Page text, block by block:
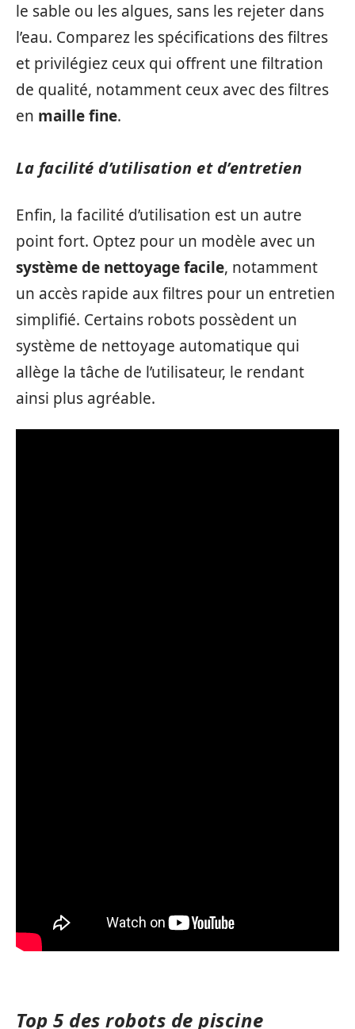
le sable ou les algues, sans les rejeter dans
l’eau. Comparez les spécifications des filtres
et privilégiez ceux qui offrent une filtration
de qualité, notamment ceux avec des filtres
en maille fine.
La facilité d’utilisation et d’entretien
Enfin, la facilité d’utilisation est un autre
point fort. Optez pour un modèle avec un
système de nettoyage facile, notamment
un accès rapide aux filtres pour un entretien
simplifié. Certains robots possèdent un
système de nettoyage automatique qui
allège la tâche de l’utilisateur, le rendant
ainsi plus agréable.
Top 5 des robots de piscine